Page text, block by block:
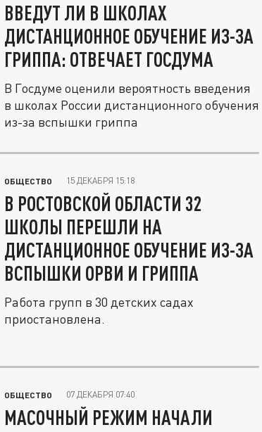
ВВЕДУТ ЛИ В ШКОЛАХ
ДИСТАНЦИОННОЕ ОБУЧЕНИЕ ИЗ-ЗА
ГРИППА: ОТВЕЧАЕТ ГОСДУМА
В Госдуме оценили вероятность введения
в школах России дистанционного обучения
из-за вспышки гриппа
ОБЩЕСТВО 15 ДЕКАБРЯ 15:18
В РОСТОВСКОЙ ОБЛАСТИ 32
ШКОЛЫ ПЕРЕШЛИ НА
ДИСТАНЦИОННОЕ ОБУЧЕНИЕ ИЗ-ЗА
ВСПЫШКИ ОРВИ И ГРИППА
Работа групп в 30 детских садах
приостановлена.
ОБЩЕСТВО 07 ДЕКАБРЯ 07:40
МАСОЧНЫЙ РЕЖИМ НАЧАЛИ